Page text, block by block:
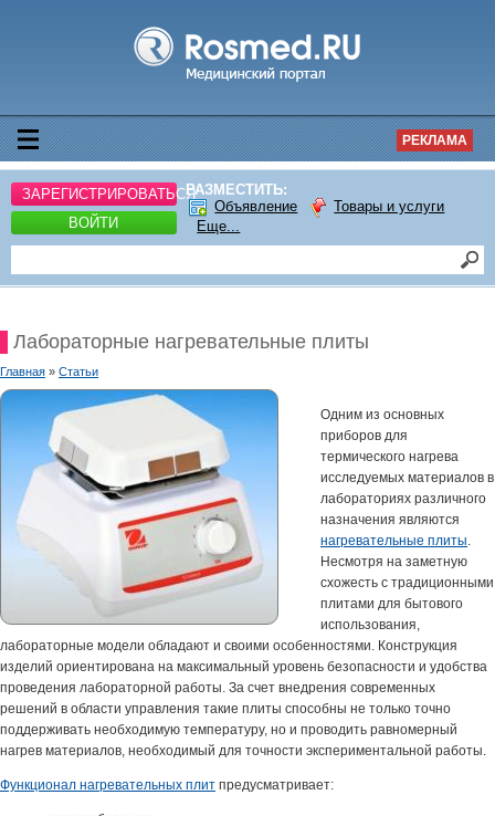
РЕКЛАМА
ЗАРЕГИСТРИРОВАТЬСЯ
ВОЙТИ
РАЗМЕСТИТЬ:
Объявление
Товары и услуги
Еще...
Лабораторные нагревательные плиты
Главная » Статьи
Одним из основных
приборов для
термического нагрева
исследуемых материалов в
лабораториях различного
назначения являются
нагревательные плиты.
Несмотря на заметную
схожесть с традиционными
плитами для бытового
использования,
лабораторные модели обладают и своими особенностями. Конструкция
изделий ориентирована на максимальный уровень безопасности и удобства
проведения лабораторной работы. За счет внедрения современных
решений в области управления такие плиты способны не только точно
поддерживать необходимую температуру, но и проводить равномерный
нагрев материалов, необходимый для точности экспериментальной работы.
Функционал нагревательных плит предусматривает: